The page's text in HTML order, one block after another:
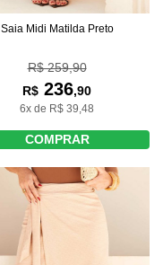
Saia Midi Matilda Preto
R$ 259,90
R$ 236,90
6x de R$ 39,48
COMPRAR